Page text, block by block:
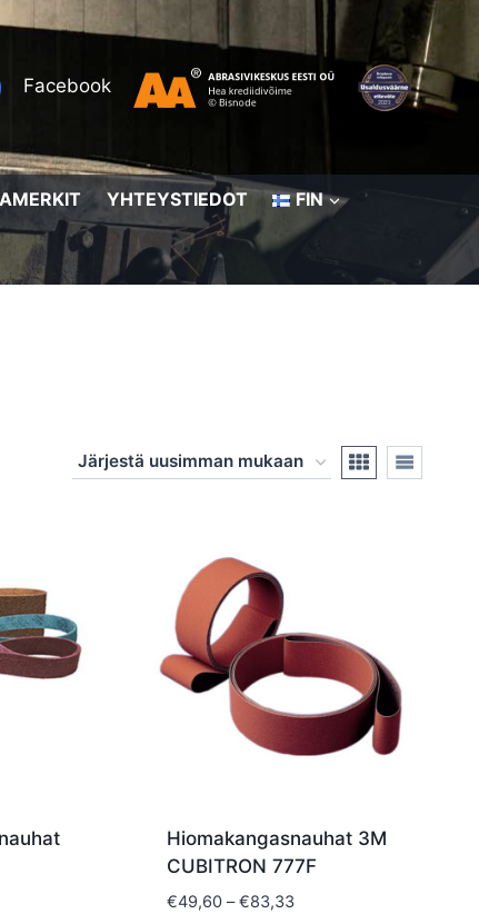
Facebook
YHTEYSTIEDOT FIN
Hiomakangasnauhat 3M
CUBITRON 777F
€49,60 – €83,33Hintaluokka: